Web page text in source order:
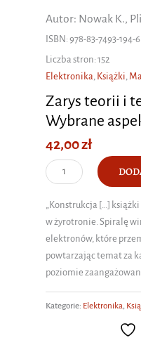
Autor: Nowak K.,
ISBN: 978-83-7493-194-6
Liczba stron: 152
Elektronika Książki
Zarys teorii i
Wybrane
42,00zł
ilość
Zarys
„Konstrukcja […]
w żyrotronie. Spiralę
elektronów, które
powtarzając temat za
poziomie
Kategorie: Elektronika,